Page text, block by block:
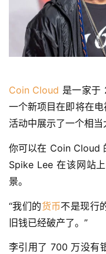
Coin Cloud 是一家于
一个新项目在即将在
活动中展示了一个相当
你可以在 Coin Cloud
Spike Lee 在该网站
景。
“我们的货币不是现行
旧钱已经破产了。”
李引用了 700 万没有